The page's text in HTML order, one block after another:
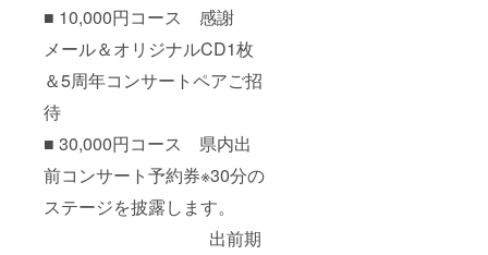
■ 10,000円コース 感謝
メール＆オリジナルCD1枚
＆5周年コンサートペアご招
待
■ 30,000円コース 県内出
前コンサート予約券※30分の
ステージを披露します。
出前期